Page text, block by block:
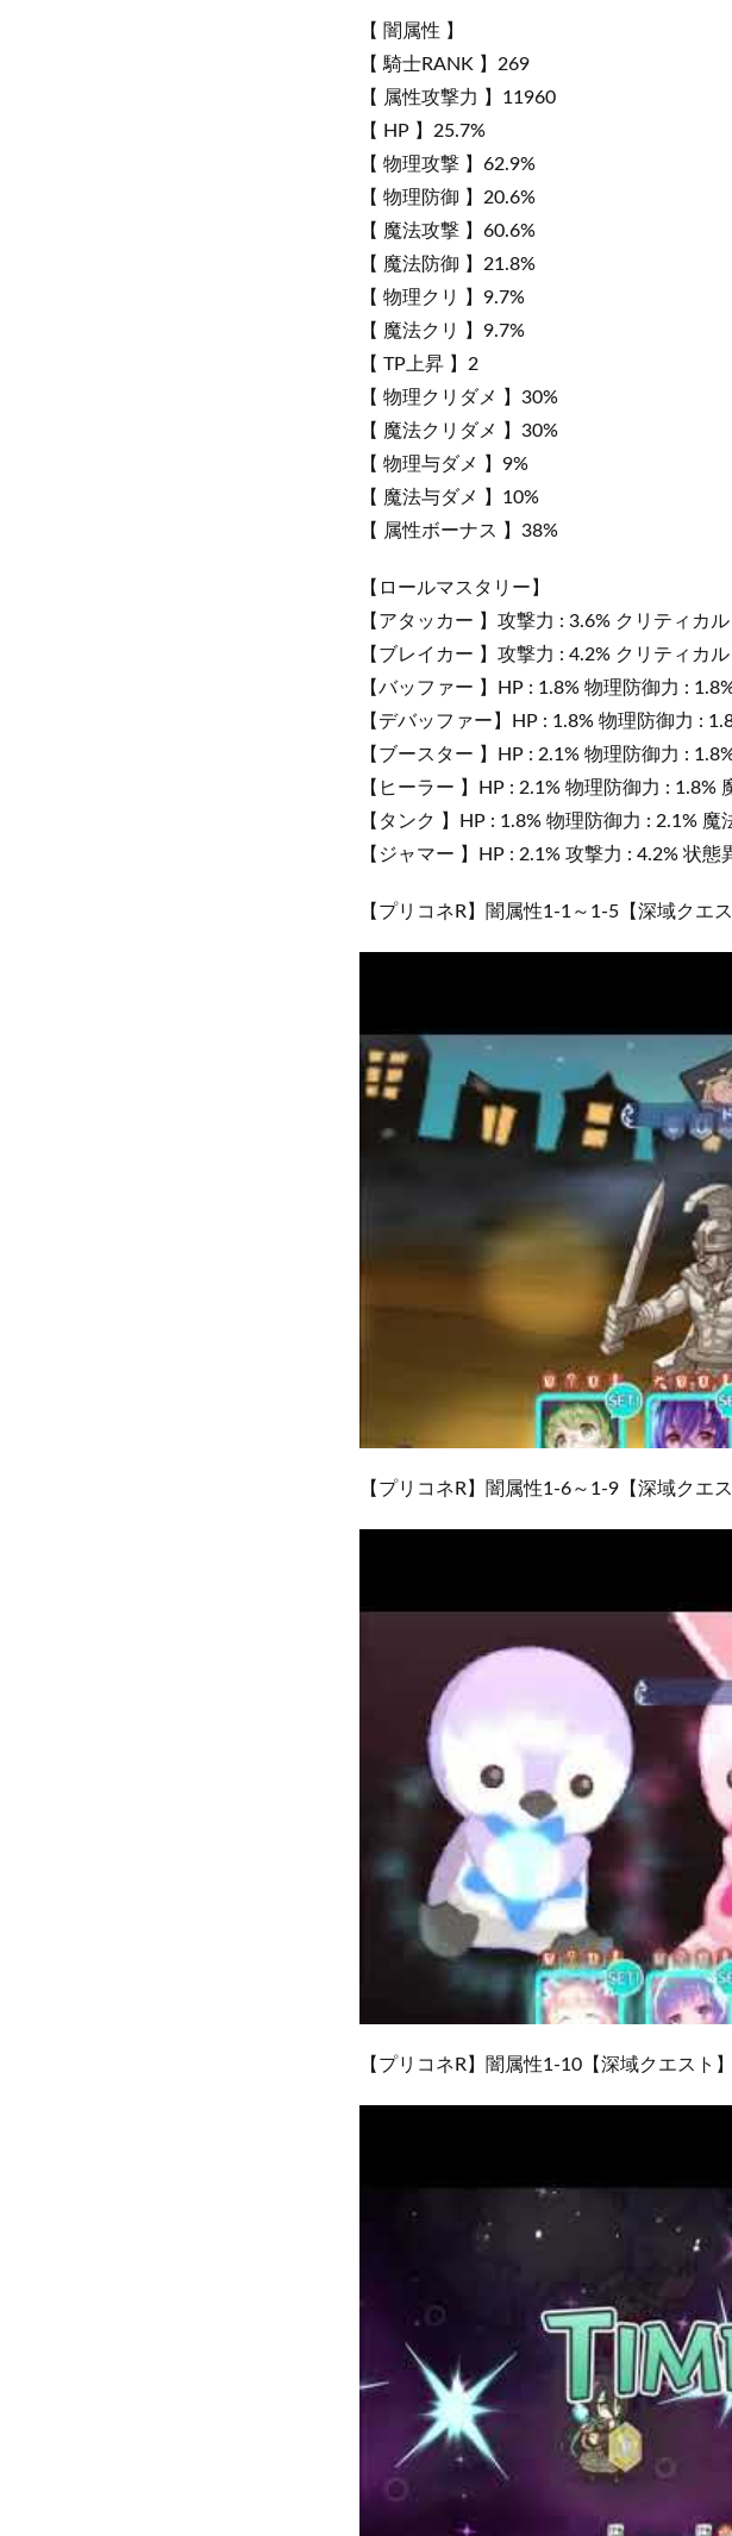
【 闇属性 】
【 騎士RANK 】269
【 属性攻撃力 】11960
【 HP 】25.7%
【 物理攻撃 】62.9%
【 物理防御 】20.6%
【 魔法攻撃 】60.6%
【 魔法防御 】21.8%
【 物理クリ 】9.7%
【 魔法クリ 】9.7%
【 TP上昇 】2
【 物理クリダメ 】30%
【 魔法クリダメ 】30%
【 物理与ダメ 】9%
【 魔法与ダメ 】10%
【 属性ボーナス 】38%
【ロールマスタリー】
【アタッカー 】攻撃力 : 3.6% クリティカ
【ブレイカー 】攻撃力 : 4.2% クリティカ
【バッファー 】HP : 1.8% 物理防御力 :
【デバッファー】HP : 1.8% 物理防御力 :
【ブースター 】HP : 2.1% 物理防御力 :
【ヒーラー 】HP : 2.1% 物理防御力 : 1.8%
【タンク 】HP : 1.8% 物理防御力 : 2.1%
【ジャマー 】HP : 2.1% 攻撃力 : 4.2% 状
【プリコネR】闇属性1-1～1-5【深域クエス
【プリコネR】闇属性1-6～1-9【深域クエス
【プリコネR】闇属性1-10【深域クエスト】